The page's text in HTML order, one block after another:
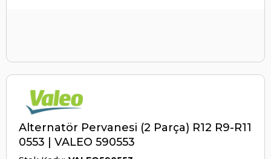
Alternatör Pervanesi (2 Parça) R12 R9-R11
0553 | VALEO 590553